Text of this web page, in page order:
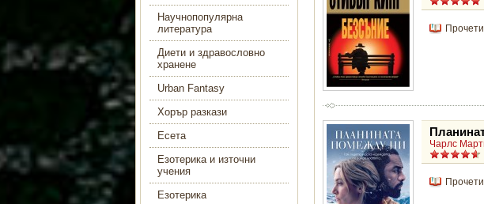
Научнопопулярна
литература
Диети и здравословно
хранене
Urban Fantasy
Хорър разкази
Есета
Езотерика и източни
учения
Езотерика
Чарлс